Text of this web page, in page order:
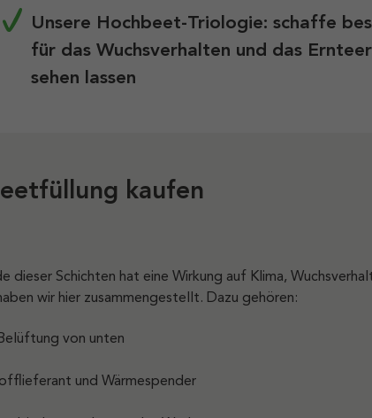
Unsere Hochbeet-Triologie: schaffe
für das Wuchsverhalten und das
sehen lassen
kaufen
Schichten hat eine Wirkung auf Klima,
wir hier zusammengestellt. Dazu gehören:
von unten
und Wärmespender